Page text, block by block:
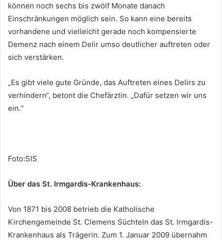
können noch sechs bis zwölf Monate danach
Einschränkungen möglich sein. So kann eine bereits
vorhandene und vielleicht gerade noch kompensierte
Demenz nach einem Delir umso deutlicher auftreten oder
sich verstärken.
„Es gibt viele gute Gründe, das Auftreten eines Delirs zu
verhindern“, betont die Chefärztin. „Dafür setzen wir uns
ein.“
Foto:SIS
Über das St. Irmgardis-Krankenhaus:
Von 1871 bis 2008 betrieb die Katholische
Kirchengemeinde St. Clemens Süchteln das St. Irmgardis-
Krankenhaus als Trägerin. Zum 1. Januar 2009 übernahm